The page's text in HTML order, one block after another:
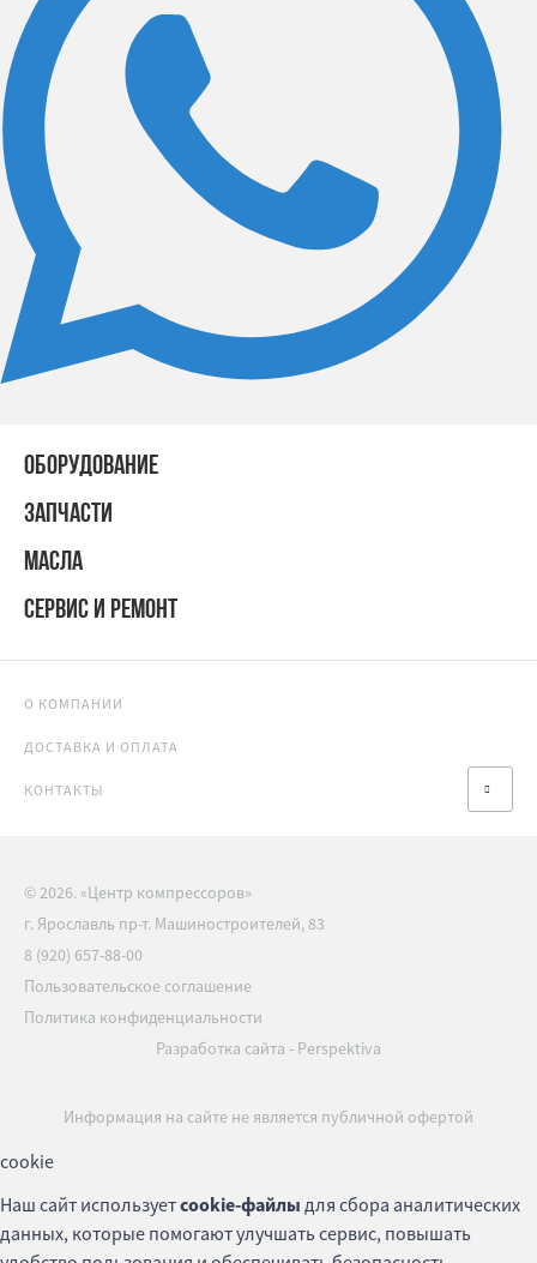
ОБОРУДОВАНИЕ
ЗАПЧАСТИ
МАСЛА
СЕРВИС И РЕМОНТ
О КОМПАНИИ
ДОСТАВКА И ОПЛАТА
КОНТАКТЫ
© 2026. «Центр компрессоров»
г. Ярославль пр-т. Машиностроителей, 83
8 (920) 657-88-00
Пользовательское соглашение
Политика конфиденциальности
Разработка сайта - Perspektiva
Информация на сайте не является публичной офертой
cookie
Наш сайт используетcookie-файлы для сбора аналитических
данных, которые помогают улучшать сервис, повышать